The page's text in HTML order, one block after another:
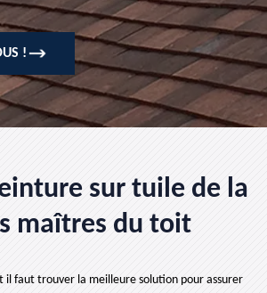
!
sur tuile de la
maîtres du toit
il faut trouver la meilleure solution pour assurer